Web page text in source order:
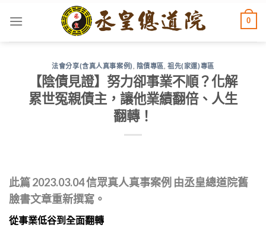
0
法會分享(含真人真事案例) 陰債專區 ,祖先(家運)專區
【陰債見證】努力卻事業不順？化解
累世冤親債主，讓他業績翻倍、人生
翻轉！
此篇 2023.03.04信眾真人真事案例 由丞皇總道院舊
臉書文章重新撰寫。
從事業低谷到全面翻轉